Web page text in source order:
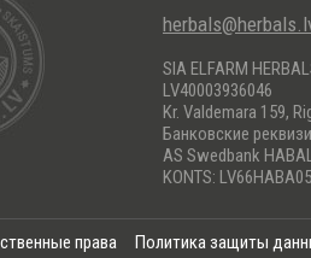
SIA ELFARM
LV40003936046
Kr. Valdemara 159,
Банковские
AS Swedbank
KONTS:
права
Политика защиты